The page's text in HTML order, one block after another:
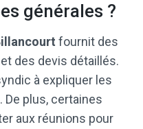
générales ?
fournit des
des devis détaillés.
à expliquer les
De plus, certaines
aux réunions pour